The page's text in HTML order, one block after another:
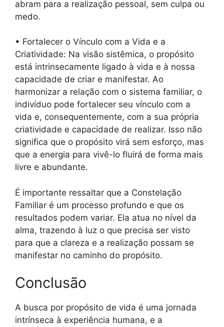
abram para a realização pessoal, sem culpa ou
medo.
• Fortalecer o Vínculo com a Vida e a
Criatividade: Na visão sistêmica, o propósito
está intrinsecamente ligado à vida e à nossa
capacidade de criar e manifestar. Ao
harmonizar a relação com o sistema familiar, o
indivíduo pode fortalecer seu vínculo com a
vida e, consequentemente, com a sua própria
criatividade e capacidade de realizar. Isso não
significa que o propósito virá sem esforço, mas
que a energia para vivê-lo fluirá de forma mais
livre e abundante.
É importante ressaltar que a Constelação
Familiar é um processo profundo e que os
resultados podem variar. Ela atua no nível da
alma, trazendo à luz o que precisa ser visto
para que a clareza e a realização possam se
manifestar no caminho do propósito.
Conclusão
A busca por propósito de vida é uma jornada
intrínseca à experiência humana, e a